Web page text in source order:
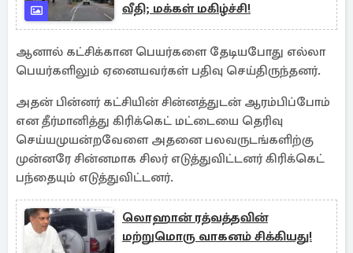
வீதி; மக்கள் மகிழ்ச்சி!
ஆனால் கட்சிக்கான பெயர்களை தேடியபோது எல்லா
பெயர்களிலும் ஏனையவர்கள் பதிவு செய்திருந்தனர்.
அதன் பின்னர் கட்சியின் சின்னத்துடன் ஆரம்பிப்போம்
என தீர்மானித்து கிரிக்கெட் மட்டையை தெரிவு
செய்யமுயன்றவேளை அதனை பலவருடங்களிற்கு
முன்னரே சின்னமாக சிலர் எடுத்துவிட்டனர் கிரிக்கெட்
பந்தையும் எடுத்துவிட்டனர்.
லொஹான் ரத்வத்தவின்
மற்றுமொரு வாகனம் சிக்கியது!